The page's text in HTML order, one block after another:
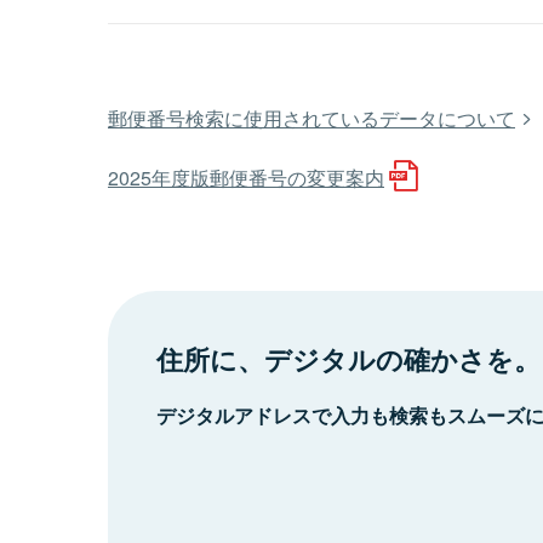
郵便番号検索に使用されているデータについて
2025年度版郵便番号の変更案内
住所に、デジタルの確かさを。
デジタルアドレスで入力も検索もスムーズ